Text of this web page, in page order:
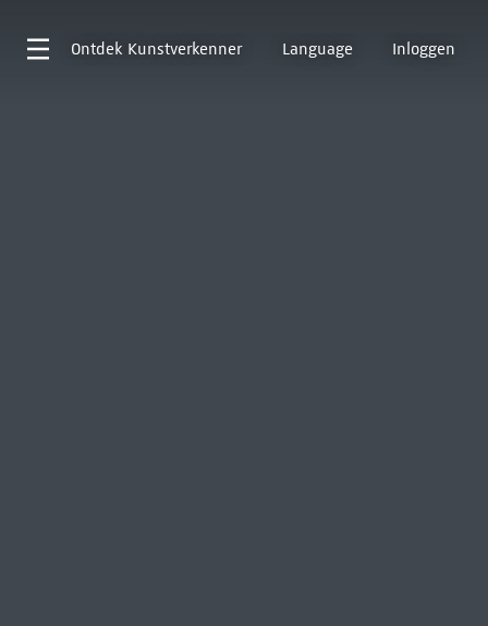
Ontdek Kunstverkenner Language Inloggen